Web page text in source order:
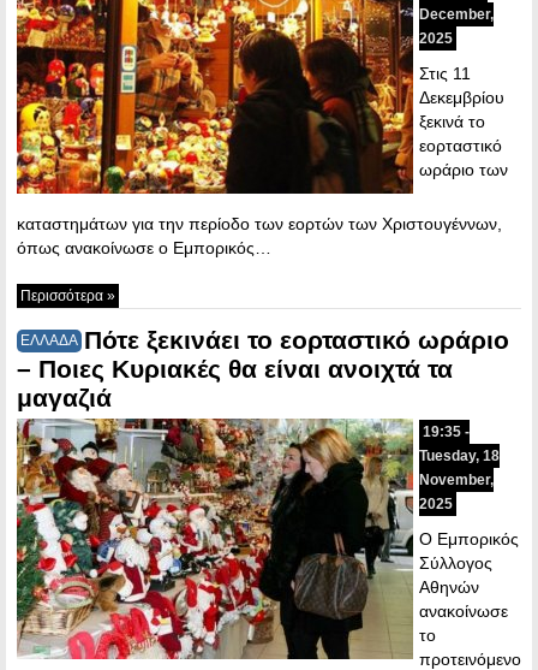
December,
2025
Στις 11
Δεκεμβρίου
ξεκινά το
εορταστικό
ωράριο των
καταστημάτων για την περίοδο των εορτών των Χριστουγέννων,
όπως ανακοίνωσε ο Εμπορικός…
Περισσότερα »
ΕΛΛΑΔΑ Πότε ξεκινάει το εορταστικό ωράριο
– Ποιες Κυριακές θα είναι ανοιχτά τα
μαγαζιά
19:35 -
Tuesday, 18
November,
2025
Ο Εμπορικός
Σύλλογος
Αθηνών
ανακοίνωσε
το
προτεινόμενο